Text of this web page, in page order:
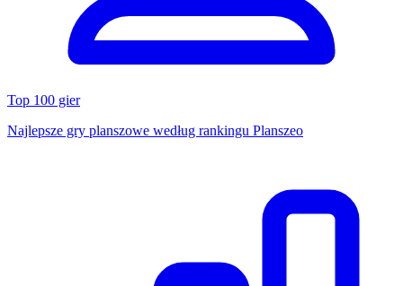
Top 100 gier
Najlepsze gry planszowe według rankingu Planszeo